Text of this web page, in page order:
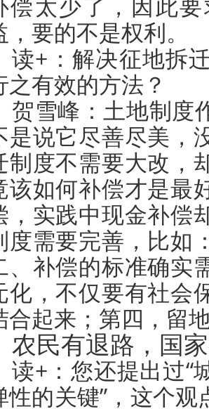
，要的不是权利。
读+：解决征地拆
之有效的方法？
贺雪峰：土地制度
是说它尽善尽美，
制度不需要大改，
该如何补偿才是最
，实践中现金补偿
度需要完善，比如
、补偿的标准确实
化，不仅要有社会
合起来；第四，留
农民有退路，国
读+：您还提出过“
性的关键”，这个